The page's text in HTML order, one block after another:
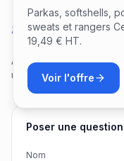
Questions
Aucune question pour
une question !
Poser une question
Nom
Parkas, softshells,
sweats et rangers
19,49 € HT.
Voir l'offre